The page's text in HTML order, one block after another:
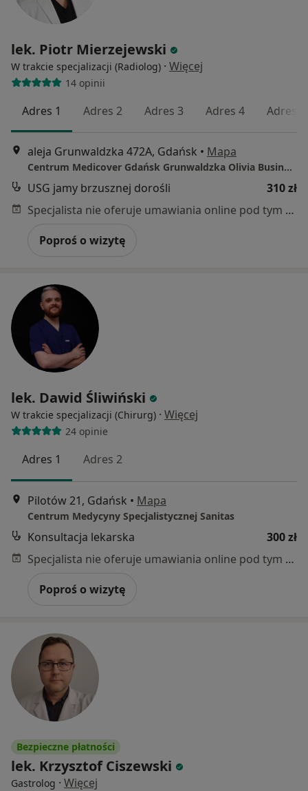
lek. Piotr Mierzejewski
W trakcie specjalizacji (Radiolog) · Więcej
14 opinii
Adres 1 Adres 2 Adres 3 Adres 4 Adres 5
aleja Grunwaldzka 472A, Gdańsk • Mapa
Centrum Medicover Gdańsk Grunwaldzka Olivia Business Center
USG jamy brzusznej dorośli
310 zł
Specjalista nie oferuje umawiania online pod tym adresem.
Poproś o wizytę
lek. Dawid Śliwiński
W trakcie specjalizacji (Chirurg) · Więcej
24 opinie
Adres 1 Adres 2
Pilotów 21, Gdańsk • Mapa
Centrum Medycyny Specjalistycznej Sanitas
Konsultacja lekarska
300 zł
Specjalista nie oferuje umawiania online pod tym adresem.
Poproś o wizytę
Bezpieczne płatności
lek. Krzysztof Ciszewski
Gastrolog · Więcej